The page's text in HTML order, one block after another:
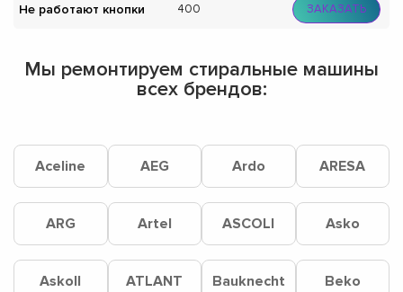
Не работают кнопки 400 ЗАКАЗАТЬ
Мы ремонтируем стиральные машины
всех брендов:
Aceline AEG Ardo ARESA
ARG Artel ASCOLI Asko
Askoll ATLANT Bauknecht Beko